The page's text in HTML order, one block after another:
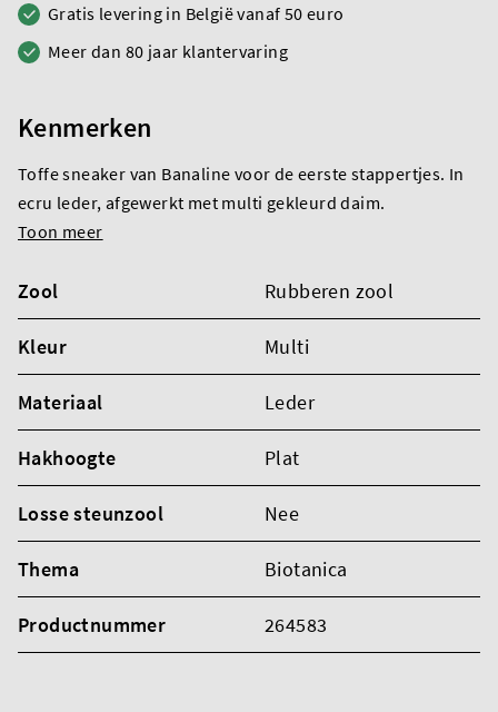
Gratis levering in België vanaf 50 euro
Meer dan 80 jaar klantervaring
Kenmerken
Toffe sneaker van Banaline voor de eerste stappertjes. In
ecru leder, afgewerkt met multi gekleurd daim.
Toon meer
Zool Rubberen zool
Kleur Multi
Materiaal Leder
Hakhoogte Plat
Losse steunzool Nee
Thema Biotanica
Productnummer 264583